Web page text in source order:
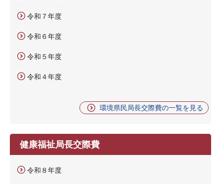
令和７年度
令和６年度
令和５年度
令和４年度
環境県民局長交際費の一覧を見る
健康福祉局長交際費
令和８年度